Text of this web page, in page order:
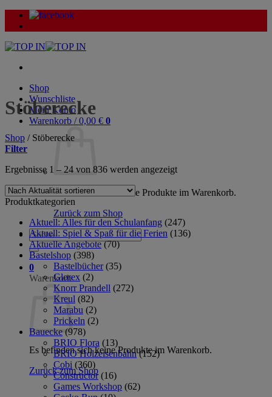
Zum
Inhalt
Shop
Wunschliste
Mein Konto
Warenkorb /0,00 € 0
Es befinden sich keine Produkte im Warenkorb.
Zurück zum Shop
Suche
nach:
0
Warenkorb
Es befinden sich keine Produkte im Warenkorb.
Zurück zum Shop
Stöberecke
Shop /Stöberecke
Filter
Ergebnisse 1 – 24 von 836 werden angezeigtNach
sortiert
Produktkategorien
Aktuell: Alles für den Schulanfang (247)
Aktuell: Spiel & Spaß für die Ferien (136)
Aktuelle Angebote (70)
Bastelshop (398)
Bastelbücher (35)
Glorex (2)
Knorr Prandell (272)
Kreul (82)
Marabu (2)
Prickeln (2)
Bauecke (978)
BRIO Flora (13)
BRIO Holzeisenbahn (152)
Cobi (360)
Constructor (16)
Games Workshop (62)